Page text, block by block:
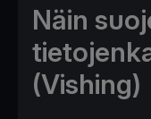
Näin
(Vishing)